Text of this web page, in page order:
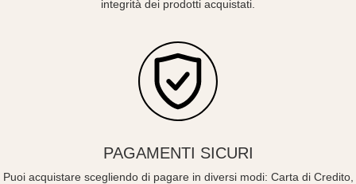
integrità dei prodotti acquistati.
PAGAMENTI SICURI
Puoi acquistare scegliendo di pagare in diversi modi: Carta di Credito,